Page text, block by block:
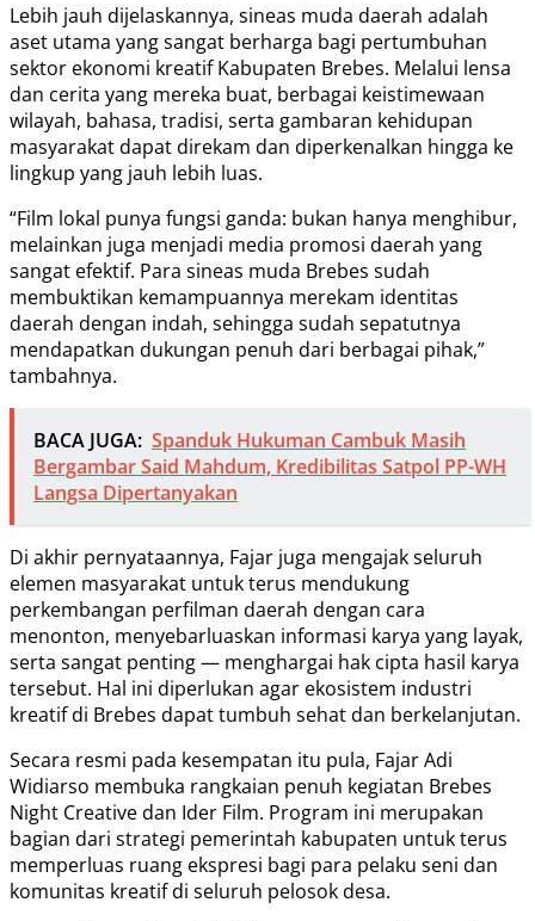
Lebih jauh dijelaskannya, sineas muda daerah adalah
aset utama yang sangat berharga bagi pertumbuhan
sektor ekonomi kreatif Kabupaten Brebes. Melalui lensa
dan cerita yang mereka buat, berbagai keistimewaan
wilayah, bahasa, tradisi, serta gambaran kehidupan
masyarakat dapat direkam dan diperkenalkan hingga ke
lingkup yang jauh lebih luas.
“Film lokal punya fungsi ganda: bukan hanya menghibur,
melainkan juga menjadi media promosi daerah yang
sangat efektif. Para sineas muda Brebes sudah
membuktikan kemampuannya merekam identitas
daerah dengan indah, sehingga sudah sepatutnya
mendapatkan dukungan penuh dari berbagai pihak,”
tambahnya.
BACA JUGA: Spanduk Hukuman Cambuk Masih
Bergambar Said Mahdum, Kredibilitas Satpol PP-WH
Langsa Dipertanyakan
Di akhir pernyataannya, Fajar juga mengajak seluruh
elemen masyarakat untuk terus mendukung
perkembangan perfilman daerah dengan cara
menonton, menyebarluaskan informasi karya yang layak,
serta sangat penting — menghargai hak cipta hasil karya
tersebut. Hal ini diperlukan agar ekosistem industri
kreatif di Brebes dapat tumbuh sehat dan berkelanjutan.
Secara resmi pada kesempatan itu pula, Fajar Adi
Widiarso membuka rangkaian penuh kegiatan Brebes
Night Creative dan Ider Film. Program ini merupakan
bagian dari strategi pemerintah kabupaten untuk terus
memperluas ruang ekspresi bagi para pelaku seni dan
komunitas kreatif di seluruh pelosok desa.